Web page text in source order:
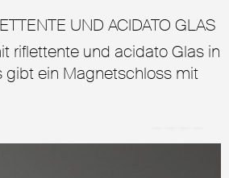
UND ACIDATO GLAS
riflettente und acidato Glas in
gibt ein Magnetschloss mit